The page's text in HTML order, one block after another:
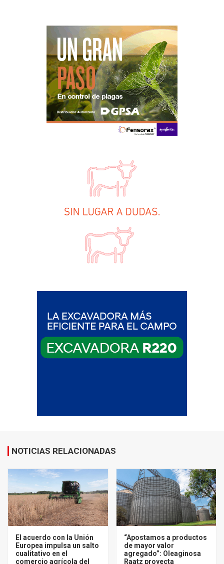
NOTICIAS RELACIONADAS
El acuerdo con la Unión
Europea impulsa un salto
cualitativo en el
comercio agrícola del
“Apostamos a productos
de mayor valor
agregado”: Oleaginosa
Raatz proyecta